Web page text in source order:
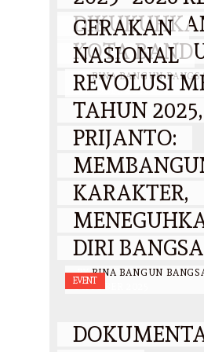
KOTA
BY BINA BANGUN
OKTOBER 2025
GERAKAN
NASIONAL
REVOLUSI
TAHUN 2025,
PRIJANTO:
KARAKTER,
DIRI BANGSA
BY BINA BANGUN
OKTOBER 2025
EVENT